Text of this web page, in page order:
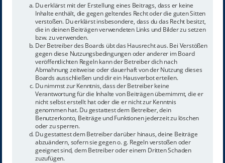
Du erklärst mit der Erstellung eines Beitrags, dass er keine
Inhalte enthält, die gegen geltendes Recht oder die guten Sitten
verstoßen. Du erklärst insbesondere, dass du das Recht besitzt,
die in deinen Beiträgen verwendeten Links und Bilder zu setzen
bzw. zu verwenden.
Der Betreiber des Boards übt das Hausrecht aus. Bei Verstößen
gegen diese Nutzungsbedingungen oder anderer im Board
veröffentlichten Regeln kann der Betreiber dich nach
Abmahnung zeitweise oder dauerhaft von der Nutzung dieses
Boards ausschließen und dir ein Hausverbot erteilen.
Du nimmst zur Kenntnis, dass der Betreiber keine
Verantwortung für die Inhalte von Beiträgen übernimmt, die er
nicht selbst erstellt hat oder die er nicht zur Kenntnis
genommen hat. Du gestattest dem Betreiber, dein
Benutzerkonto, Beiträge und Funktionen jederzeit zu löschen
oder zu sperren.
Du gestattest dem Betreiber darüber hinaus, deine Beiträge
abzuändern, sofern sie gegen o. g. Regeln verstoßen oder
geeignet sind, dem Betreiber oder einem Dritten Schaden
zuzufügen.